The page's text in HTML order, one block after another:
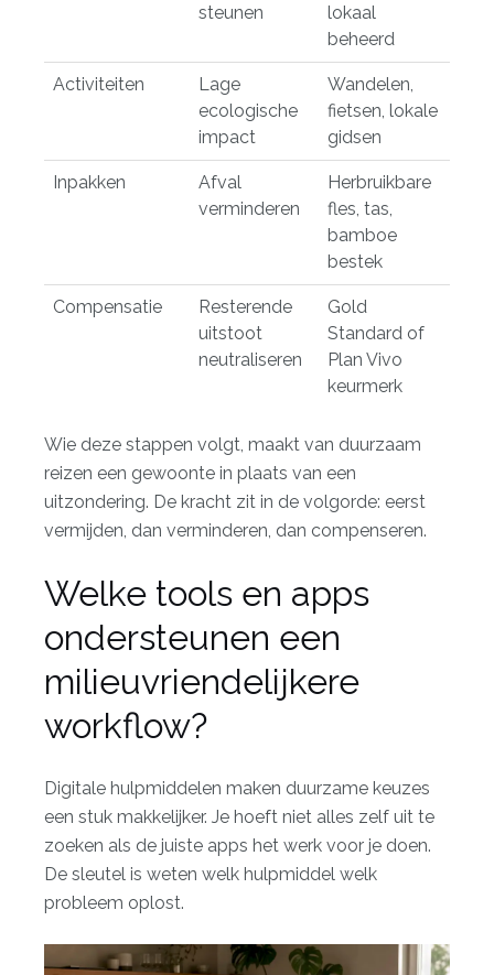
steunen
lokaal
beheerd
Activiteiten
Lage
ecologische
impact
Wandelen,
fietsen, lokale
gidsen
Inpakken
Afval
verminderen
Herbruikbare
fles, tas,
bamboe
bestek
Compensatie
Resterende
uitstoot
neutraliseren
Gold
Standard of
Plan Vivo
keurmerk
Wie deze stappen volgt, maakt van duurzaam
reizen een gewoonte in plaats van een
uitzondering. De kracht zit in de volgorde: eerst
vermijden, dan verminderen, dan compenseren.
Welke tools en apps
ondersteunen een
milieuvriendelijkere
workflow?
Digitale hulpmiddelen maken duurzame keuzes
een stuk makkelijker. Je hoeft niet alles zelf uit te
zoeken als de juiste apps het werk voor je doen.
De sleutel is weten welk hulpmiddel welk
probleem oplost.